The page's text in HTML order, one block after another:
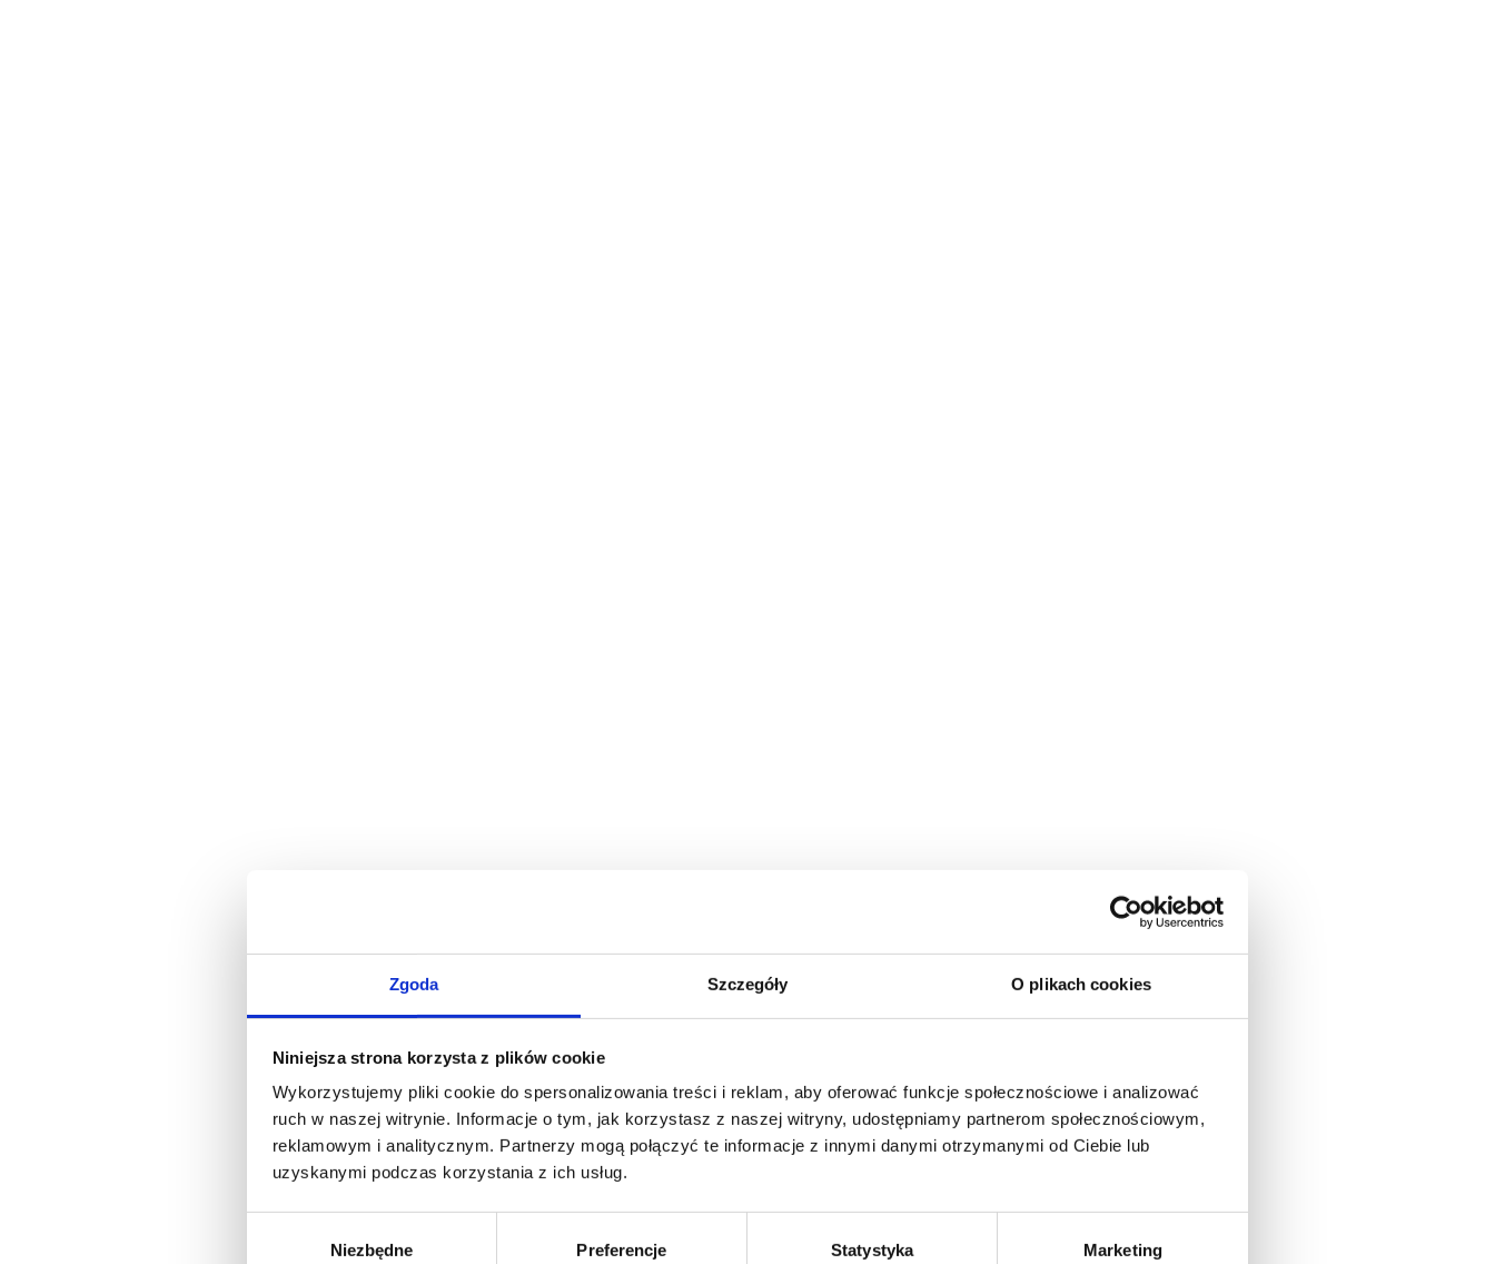
Zgoda Szczegóły O plikach cookies
Niniejsza strona korzysta z plików cookie
Wykorzystujemy pliki cookie do spersonalizowania treści i reklam, aby oferować funkcje społecznościowe i analizować
ruch w naszej witrynie. Informacje o tym, jak korzystasz z naszej witryny, udostępniamy partnerom społecznościowym,
reklamowym i analitycznym. Partnerzy mogą połączyć te informacje z innymi danymi otrzymanymi od Ciebie lub
uzyskanymi podczas korzystania z ich usług.
Niezbędne Preferencje Statystyka Marketing